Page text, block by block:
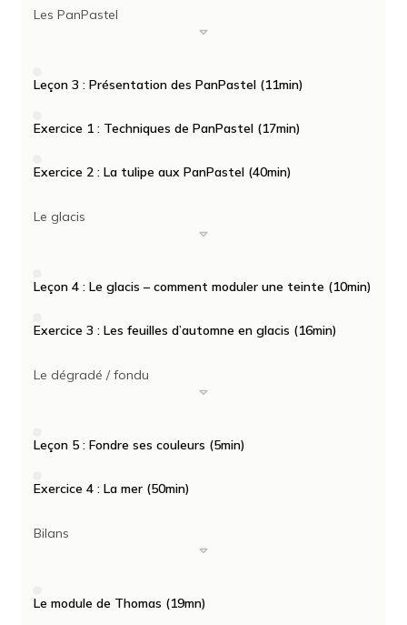
Les PanPastel
Leçon 3 : Présentation des PanPastel (11min)
Exercice 1 : Techniques de PanPastel (17min)
Exercice 2 : La tulipe aux PanPastel (40min)
Le glacis
Leçon 4 : Le glacis – comment moduler une teinte (10min)
Exercice 3 : Les feuilles d’automne en glacis (16min)
Le dégradé / fondu
Leçon 5 : Fondre ses couleurs (5min)
Exercice 4 : La mer (50min)
Bilans
Le module de Thomas (19mn)